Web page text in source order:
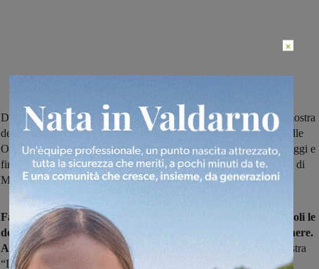
Dalla prima donna ai Giochi fino alle campionesse di oggi, una mostra
del Panathlon ripercorre la storia della partecipazione femminile alle
Olimpiadi. Partita dal Foro Italico e arrivata fino a Bruxelles, da oggi e
fino al 24 febbraio l’esposizione fa tappa nella biblioteca del liceo di
Montevarchi
Fatica, costanza, passione e impegno: così negli ultimi due secoli le
donne hanno combattuto per liberarsi dall'oppressione di genere.
Anche nello sport. Una storia raccontata in 54 pannelli nella mostra
“L’emancipazione femminile vista attraverso i Giochi olimpici”,
×